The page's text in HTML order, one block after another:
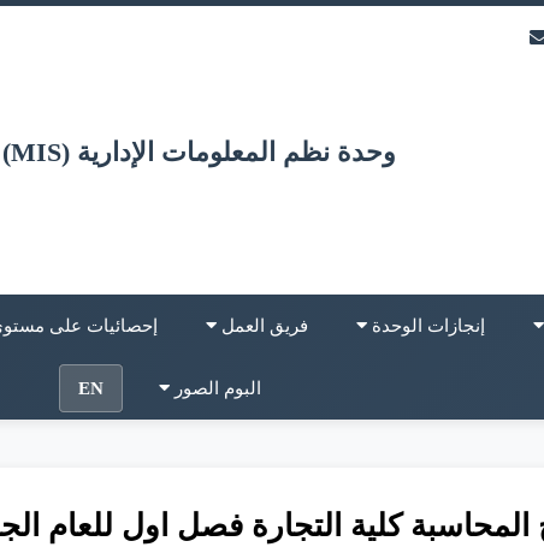
وحدة نظم المعلومات الإدارية (MIS)
إنجازات الوحدة فريق العمل إحصائيات على
البوم الصور EN
كلية التجارة فصل اول للعام